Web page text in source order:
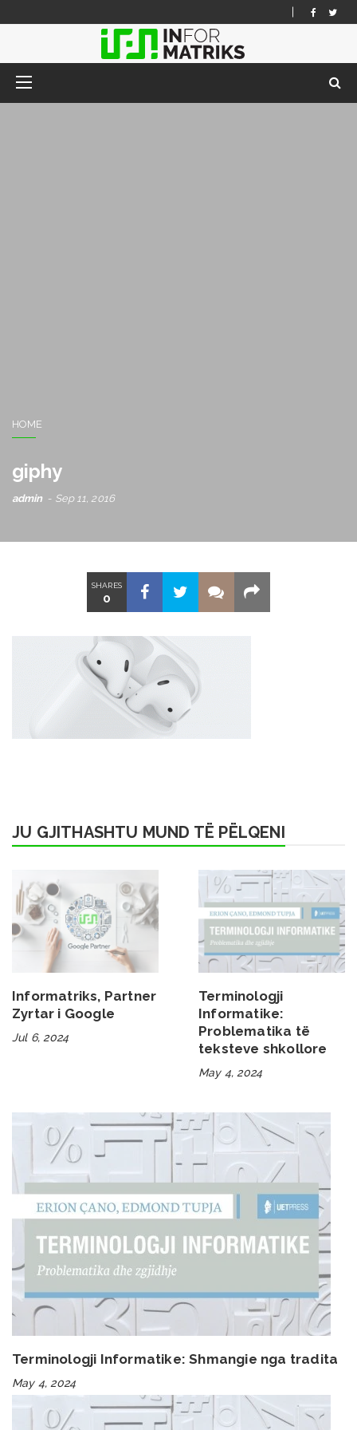
HOME
giphy
admin Sep 11, 2016
SHARES
0
JU GJITHASHTU MUND TË PËLQENI
Informatriks, Partner
Zyrtar i Google
Jul 6, 2024
Terminologji
Informatike:
Problematika të
teksteve shkollore
May 4, 2024
Terminologji Informatike: Shmangie nga tradita
May 4, 2024